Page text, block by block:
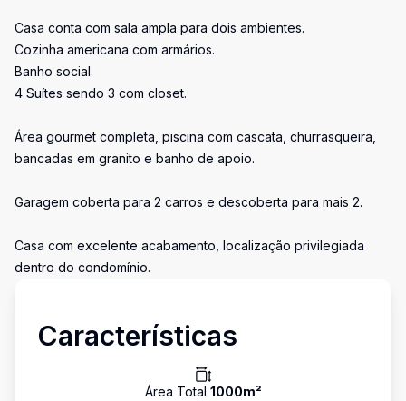
Casa conta com sala ampla para dois ambientes.
Cozinha americana com armários.
Banho social.
4 Suítes sendo 3 com closet.
Área gourmet completa, piscina com cascata, churrasqueira,
bancadas em granito e banho de apoio.
Garagem coberta para 2 carros e descoberta para mais 2.
Casa com excelente acabamento, localização privilegiada
dentro do condomínio.
Características
Área Total 1000m²